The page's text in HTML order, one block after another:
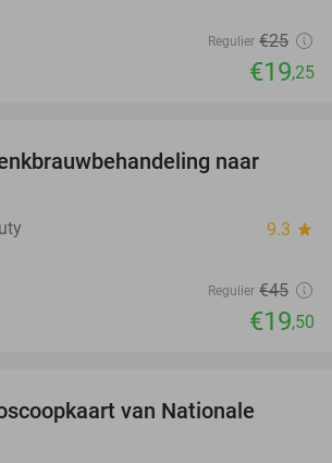
Regulier €25
€19,25
naar
9.3 star
Regulier €45
€19,50
van Nationale